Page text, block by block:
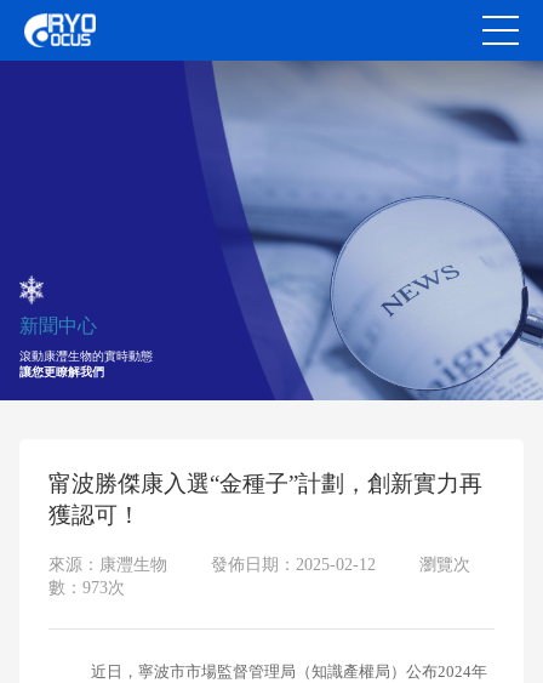
新聞中心
滾動康灃生物的實時動態
讓您更瞭解我們
甯波勝傑康入選“金種子”計劃，創新實力再
獲認可！
來源：康灃生物 發佈日期：2025-02-12
瀏覽次
數：973次
近日，寧波市市場監督管理局（知識產權局）公布2024年